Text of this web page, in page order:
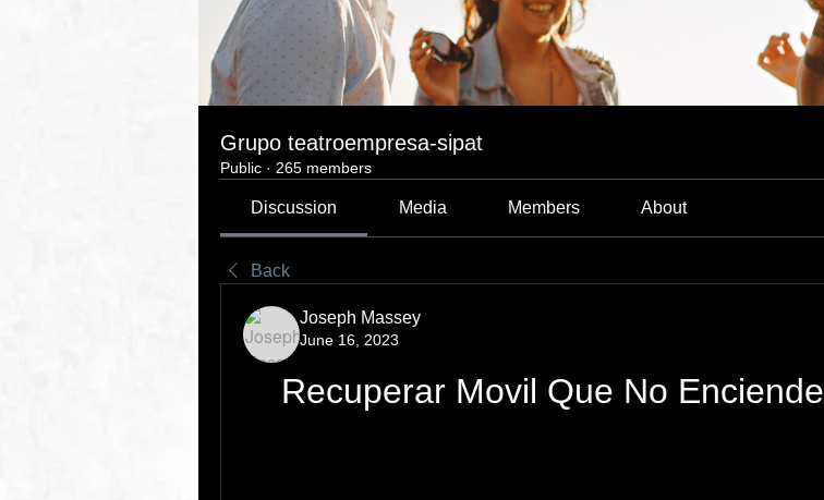
Grupo teatroempresa-sipat
Public · 265 members
Discussion Media Members About
Back
Joseph Massey
June 16, 2023
Recuperar Movil Que No Enciende